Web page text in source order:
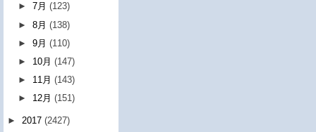
►7月(123)
►8月(138)
►9月(110)
► 10月(147)
► 11月(143)
► 12月(151)
► 2017 (2427)